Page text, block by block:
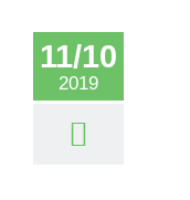
11/10
2019